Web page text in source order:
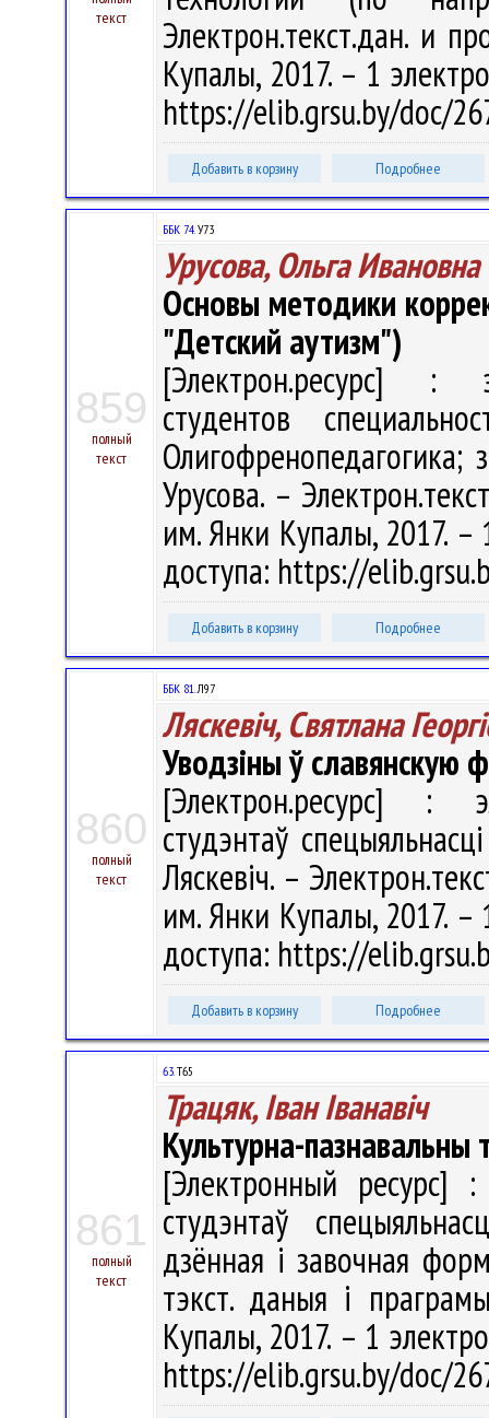
текст
Электрон.текст.дан. и
Купалы, 2017. – 1
https://elib.grsu.by/doc/
Добавить в корзину Подробнее
859
полный
текст
ББК 74.У73
Урусова, Ольга Ивановна
Основы методики
"Детский аутизм")
[Электрон.ресурс] :
студентов
Урусова. –
им. Янки Купалы, 2017. –
доступа: https://
Добавить в корзину Подробнее
860
полный
текст
ББК 81.Л97
Ляскевіч, Святлана
Уводзіны ў славянскую
[Электрон.ресурс] :
студэнтаў
Ляскевіч. –
им. Янки Купалы, 2017. –
доступа: https://
Добавить в корзину Подробнее
861
полный
текст
63.Т65
Трацяк, Iван Iванавiч
Культурна-пазнавальны
[Электронный ресурс] :
студэнтаў
дзённая і завочная
тэкст. даныя і
Купалы, 2017. – 1
https://elib.grsu.by/doc/